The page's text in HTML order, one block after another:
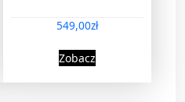
549,00zł
Zobacz